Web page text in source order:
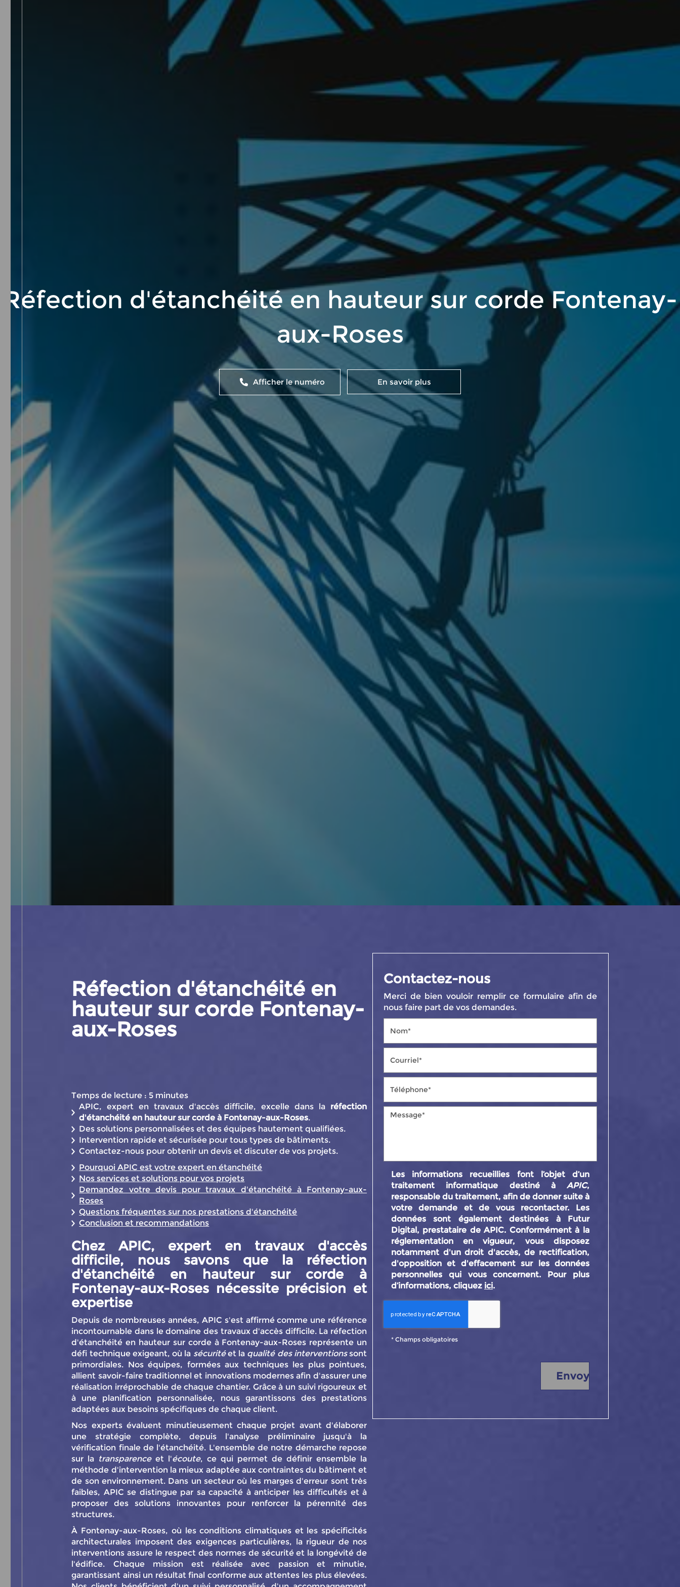
Réfection d'étanchéité en hauteur sur corde Fontenay-
aux-Roses
Afficher le numéro En savoir plus
Réfection d'étanchéité en
hauteur sur corde Fontenay-
aux-Roses
Temps de lecture : 5 minutes
APIC, expert en travaux d'accès difficile, excelle dans la réfection
d'étanchéité en hauteur sur corde à Fontenay-aux-Roses.
Des solutions personnalisées et des équipes hautement qualifiées.
Intervention rapide et sécurisée pour tous types de bâtiments.
Contactez-nous pour obtenir un devis et discuter de vos projets.
Pourquoi APIC est votre expert en étanchéité
Nos services et solutions pour vos projets
Demandez votre devis pour travaux d'étanchéité à Fontenay-aux-
Roses
Questions fréquentes sur nos prestations d'étanchéité
Conclusion et recommandations
Chez APIC, expert en travaux d'accès
difficile, nous savons que la réfection
d'étanchéité en hauteur sur corde à
Fontenay-aux-Roses nécessite précision et
expertise
Depuis de nombreuses années, APIC s'est affirmé comme une référence
incontournable dans le domaine des travaux d'accès difficile. La réfection
d'étanchéité en hauteur sur corde à Fontenay-aux-Roses représente un
défi technique exigeant, où la sécuritéet la qualité des interventionssont
primordiales. Nos équipes, formées aux techniques les plus pointues,
allient savoir-faire traditionnel et innovations modernes afin d'assurer une
réalisation irréprochable de chaque chantier. Grâce à un suivi rigoureux et
à une planification personnalisée, nous garantissons des prestations
adaptées aux besoins spécifiques de chaque client.
Nos experts évaluent minutieusement chaque projet avant d'élaborer
une stratégie complète, depuis l'analyse préliminaire jusqu'à la
vérification finale de l'étanchéité. L'ensemble de notre démarche repose
sur la transparenceet l'écoute, ce qui permet de définir ensemble la
méthode d'intervention la mieux adaptée aux contraintes du bâtiment et
de son environnement. Dans un secteur où les marges d'erreur sont très
faibles, APIC se distingue par sa capacité à anticiper les difficultés et à
proposer des solutions innovantes pour renforcer la pérennité des
structures.
À Fontenay-aux-Roses, où les conditions climatiques et les spécificités
architecturales imposent des exigences particulières, la rigueur de nos
interventions assure le respect des normes de sécurité et la longévité de
l'édifice. Chaque mission est réalisée avec passion et minutie,
garantissant ainsi un résultat final conforme aux attentes les plus élevées.
Contactez-nous
Merci de bien vouloir remplir ce formulaire afin de
nous faire part de vos demandes.
Les informations recueillies font l’objet d’un
traitement informatique destiné àAPIC,
responsable du traitement, afin de donner suite à
votre demande et de vous recontacter. Les
données sont également destinées à Futur
Digital, prestataire de APIC. Conformément à la
réglementation en vigueur, vous disposez
notamment d'un droit d'accès, de rectification,
d'opposition et d'effacement sur les données
personnelles qui vous concernent. Pour plus
d’informations, cliquez ici.
* Champs obligatoires